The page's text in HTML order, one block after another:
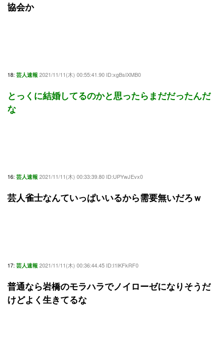
協会か
18: 芸人速報 2021/11/11(木) 00:55:41.90 ID:xgBsIXMB0
とっくに結婚してるのかと思ったらまだだったんだ
な
16: 芸人速報 2021/11/11(木) 00:33:39.80 ID:UPYwJEvx0
芸人雀士なんていっぱいいるから需要無いだろｗ
17: 芸人速報 2021/11/11(木) 00:36:44.45 ID:I1lKFkRF0
普通なら岩橋のモラハラでノイローゼになりそうだ
けどよく生きてるな